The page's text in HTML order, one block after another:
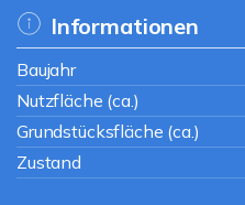
Informationen
Baujahr
Nutzfläche (ca.)
Grundstücksfläche (ca.)
Zustand